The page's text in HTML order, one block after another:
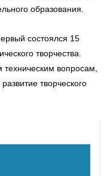
образования.
состоялся 15
творчества.
вопросам,
творческого